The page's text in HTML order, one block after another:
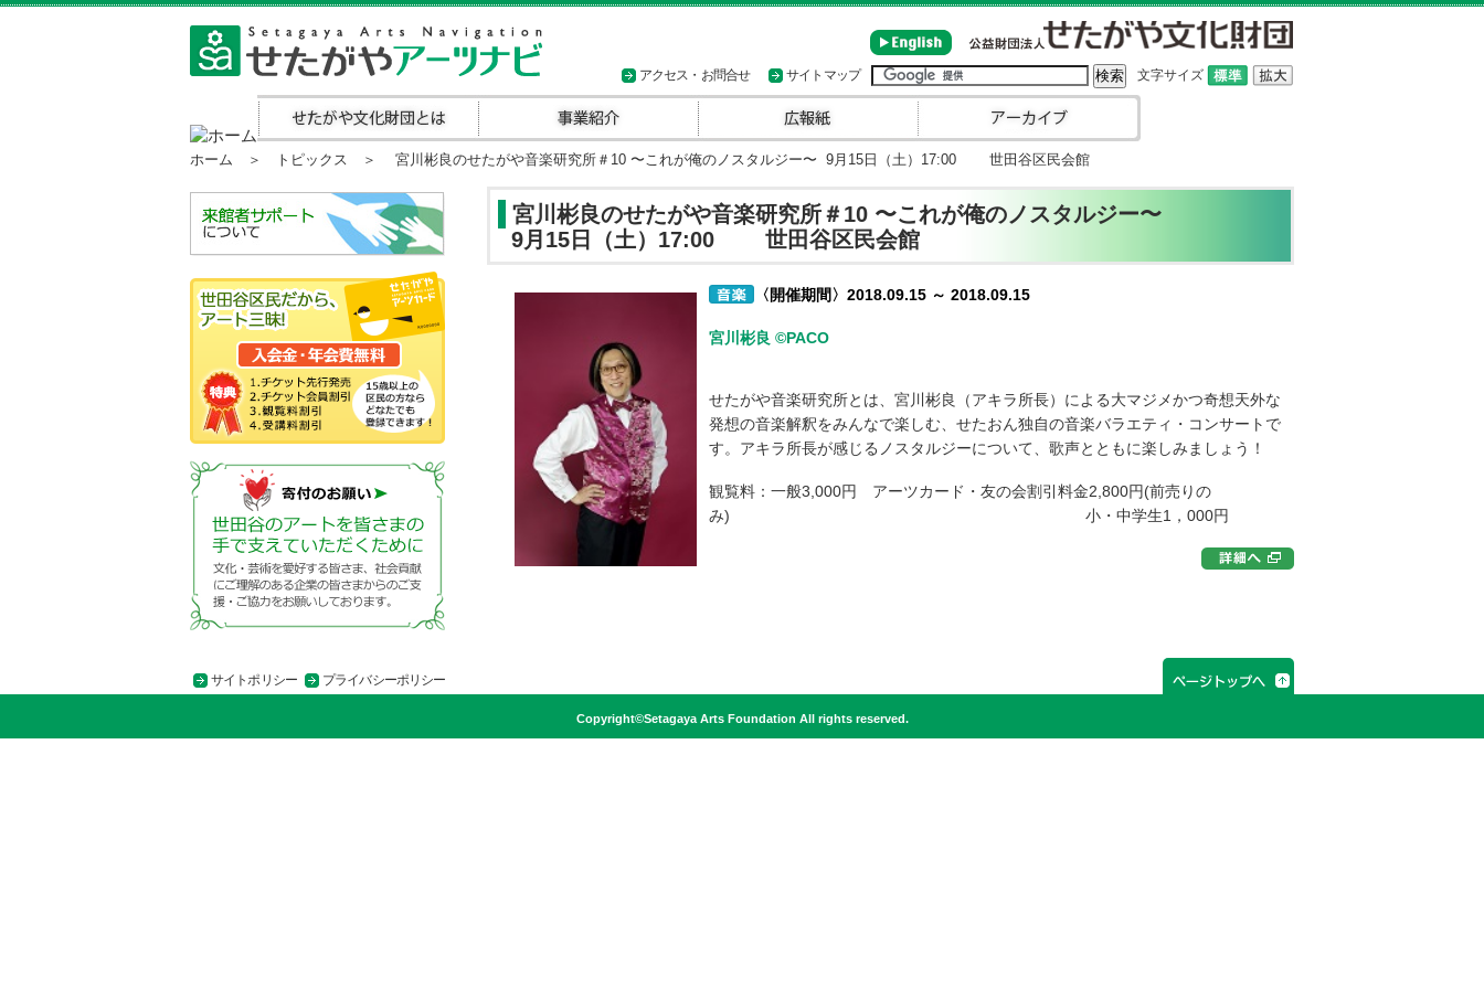
文字サイズ
アクセス・お問合せ サイトマップ
ホーム ＞ トピックス ＞ 宮川彬良のせたがや音楽研究所＃10 〜これが俺のノスタルジー〜 9月15日（土）17:00 世田谷区民会館
宮川彬良のせたがや音楽研究所＃10 〜これが俺のノスタルジー〜
9月15日（土）17:00 世田谷区民会館
〈開催期間〉2018.09.15 ～ 2018.09.15
宮川彬良 ©PACO
せたがや音楽研究所とは、宮川彬良（アキラ所長）による大マジメかつ奇想天外な
発想の音楽解釈をみんなで楽しむ、せたおん独自の音楽バラエティ・コンサートで
す。アキラ所長が感じるノスタルジーについて、歌声とともに楽しみましょう！
観覧料：一般3,000円 アーツカード・友の会割引料金2,800円(前売りの
み) 小・中学生1，000円
サイトポリシー プライバシーポリシー
Copyright©Setagaya Arts Foundation All rights reserved.